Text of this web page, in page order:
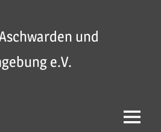
und
e.V.
Menü